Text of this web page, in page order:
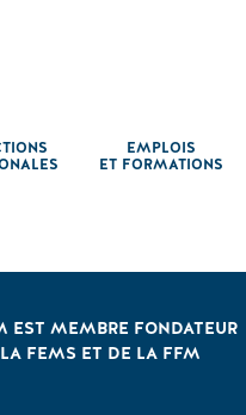
EMPLOIS
ET FORMATIONS
EST MEMBRE FONDATEUR
FEMS ET DE LA FFM